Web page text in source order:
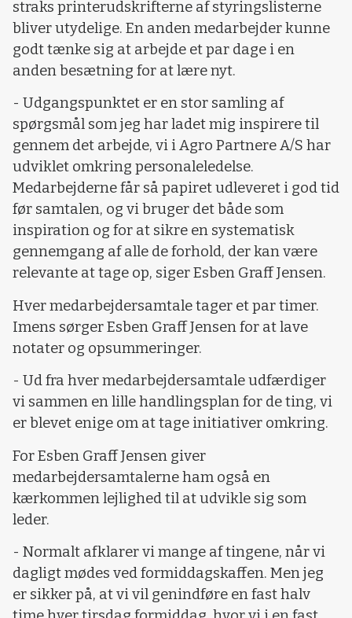
straks printerudskrifterne af styringslisterne
bliver utydelige. En anden medarbejder kunne
godt tænke sig at arbejde et par dage i en
anden besætning for at lære nyt.
- Udgangspunktet er en stor samling af
spørgsmål som jeg har ladet mig inspirere til
gennem det arbejde, vi i Agro Partnere A/S har
udviklet omkring personaleledelse.
Medarbejderne får så papiret udleveret i god tid
før samtalen, og vi bruger det både som
inspiration og for at sikre en systematisk
gennemgang af alle de forhold, der kan være
relevante at tage op, siger Esben Graff Jensen.
Hver medarbejdersamtale tager et par timer.
Imens sørger Esben Graff Jensen for at lave
notater og opsummeringer.
- Ud fra hver medarbejdersamtale udfærdiger
vi sammen en lille handlingsplan for de ting, vi
er blevet enige om at tage initiativer omkring.
For Esben Graff Jensen giver
medarbejdersamtalerne ham også en
kærkommen lejlighed til at udvikle sig som
leder.
- Normalt afklarer vi mange af tingene, når vi
dagligt mødes ved formiddagskaffen. Men jeg
er sikker på, at vi vil genindføre en fast halv